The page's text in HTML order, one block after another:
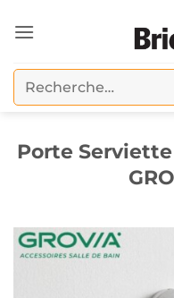
au
Recherche
pour :
Porte